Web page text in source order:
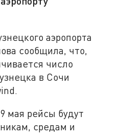
аэропорта
сообщила, что,
число
в Сочи
мая рейсы будут
средам и